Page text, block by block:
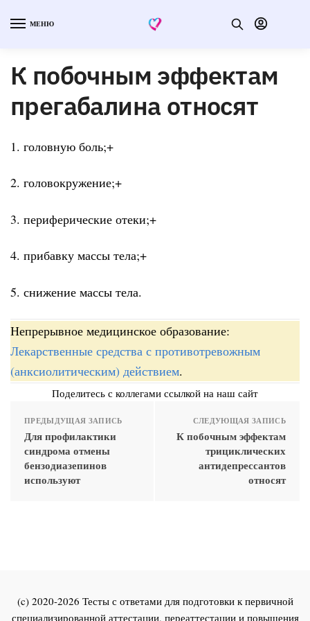
МЕНЮ
К побочным эффектам
прегабалина относят
1. головную боль;+
2. головокружение;+
3. периферические отеки;+
4. прибавку массы тела;+
5. снижение массы тела.
Непрерывное медицинское образование:
Лекарственные средства с противотревожным
(анксиолитическим) действием.
Поделитесь с коллегами ссылкой на наш сайт
ПРЕДЫДУЩАЯ ЗАПИСЬ
Для профилактики
синдрома отмены
бензодиазепинов
используют
СЛЕДУЮЩАЯ ЗАПИСЬ
К побочным эффектам
трициклических
антидепрессантов
относят
(c) 2020-2026 Тесты с ответами для подготовки к первичной
специализированной аттестации, переаттестации и повышения